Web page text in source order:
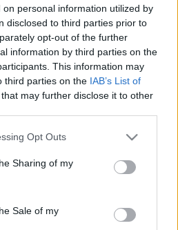
personal information utilized by
disclosed to third parties prior to
opt-out of the further
information by third parties on the
This information may
third parties on the IAB’s List of
that may further disclose it to other
app uses one or more Google
behaviour. You may click to
and its third-party tags to
purposes in below Google
Opt Outs
Sharing of my
Sale of my
hírek
az eső a Duna vízgyűjtőjére
Mit jelent az 5. blokk új
csökken a riasztás